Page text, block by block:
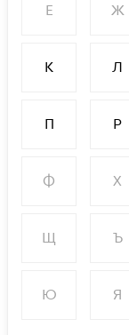
Е Ж
К Л
П Р
Ф Х
Щ Ъ
Ю Я